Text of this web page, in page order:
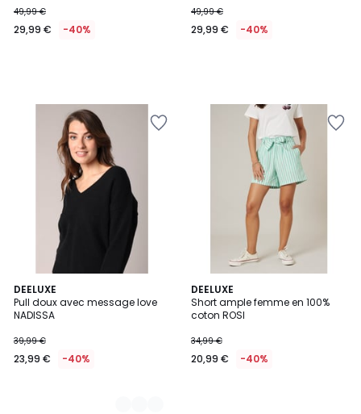
49,99 €
29,99 € -40%
49,99 €
29,99 € -40%
DEELUXE
Pull doux avec message love
NADISSA
39,99 €
23,99 € -40%
2
Couleurs
DEELUXE
Short ample femme en 100%
coton ROSI
34,99 €
20,99 € -40%